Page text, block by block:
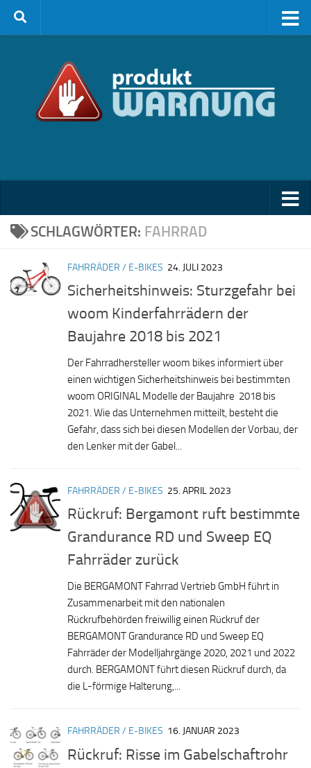
Zum Inhalt springen
SCHLAGWÖRTER: FAHRRAD
FAHRRÄDER / E-BIKES 24. JULI 2023
Sicherheitshinweis: Sturzgefahr bei
woom Kinderfahrrädern der
Baujahre 2018 bis 2021
Der Fahrradhersteller woom bikes informiert über
einen wichtigen Sicherheitshinweis bei bestimmten
woom ORIGINAL Modelle der Baujahre 2018 bis
2021. Wie das Unternehmen mitteilt, besteht die
Gefahr, dass sich bei diesen Modellen der Vorbau, der
den Lenker mit der Gabel...
FAHRRÄDER / E-BIKES 25. APRIL 2023
Rückruf: Bergamont ruft bestimmte
Grandurance RD und Sweep EQ
Fahrräder zurück
Die BERGAMONT Fahrrad Vertrieb GmbH führt in
Zusammenarbeit mit den nationalen
Rückrufbehörden freiwillig einen Rückruf der
BERGAMONT Grandurance RD und Sweep EQ
Fahrräder der Modelljahrgänge 2020, 2021 und 2022
durch. BERGAMONT führt diesen Rückruf durch, da
die L-förmige Halterung,...
FAHRRÄDER / E-BIKES 16. JANUAR 2023
Rückruf: Risse im Gabelschaftrohr